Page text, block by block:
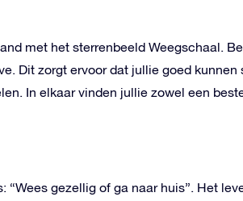
met het sterrenbeeld Weegschaal.
Dit zorgt ervoor dat jullie goed
In elkaar vinden jullie zowel een
“Wees gezellig of ga naar huis”. Het